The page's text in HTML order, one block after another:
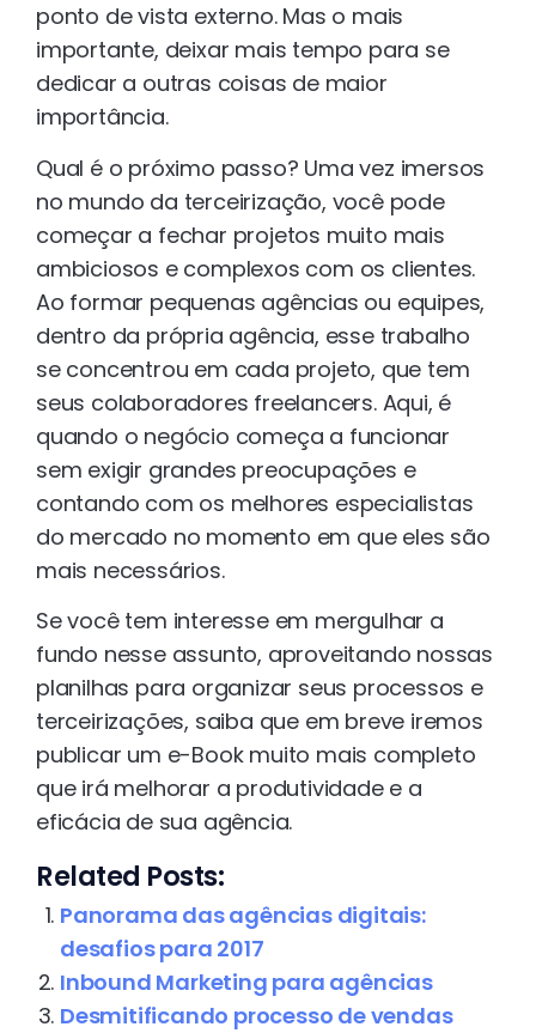
ponto de vista externo. Mas o mais
importante, deixar mais tempo para se
dedicar a outras coisas de maior
importância.
Qual é o próximo passo? Uma vez imersos
no mundo da terceirização, você pode
começar a fechar projetos muito mais
ambiciosos e complexos com os clientes.
Ao formar pequenas agências ou equipes,
dentro da própria agência, esse trabalho
se concentrou em cada projeto, que tem
seus colaboradores freelancers. Aqui, é
quando o negócio começa a funcionar
sem exigir grandes preocupações e
contando com os melhores especialistas
do mercado no momento em que eles são
mais necessários.
Se você tem interesse em mergulhar a
fundo nesse assunto, aproveitando nossas
planilhas para organizar seus processos e
terceirizações, saiba que em breve iremos
publicar um e-Book muito mais completo
que irá melhorar a produtividade e a
eficácia de sua agência.
Related Posts:
Panorama das agências digitais:
desafios para 2017
Inbound Marketing para agências
Desmitificando processo de vendas